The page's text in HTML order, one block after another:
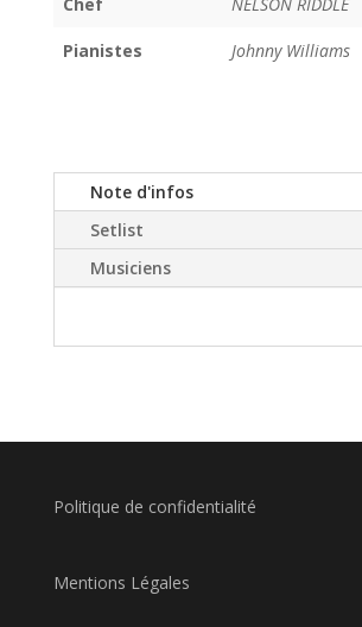
Chef NELSON RIDDLE
Pianistes Johnny Williams
Note d'infos
Setlist
Musiciens
Politique de confidentialité
Mentions Légales